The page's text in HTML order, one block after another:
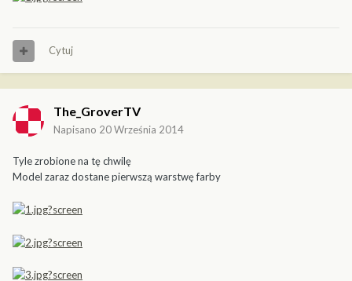
Cytuj
The_GroverTV
Napisano 20 Września 2014
Tyle zrobione na tę chwilę
Model zaraz dostane pierwszą warstwę farby